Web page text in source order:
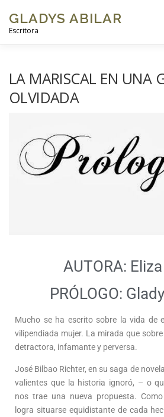
GLADYS ABILAR
Escritora
LA MARISCAL EN UNA
OLVIDADA
AUTORA:
PRÓLOGO:
Mucho se ha escrito sobre la vida de
vilipendiada mujer. La mirada que
detractora, infamante y perversa.
José Bilbao Richter, en su saga de
valientes que la historia ignoró, – o
nos trae una nueva propuesta.
logra situarse equidistante de cada